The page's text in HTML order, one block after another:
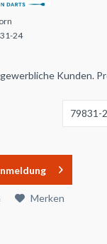
24
Kunden.
Merken